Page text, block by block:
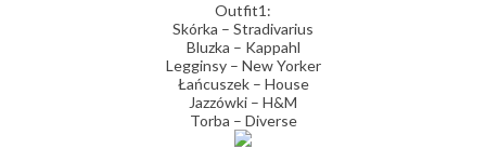
Outfit1:
Skórka – Stradivarius
Bluzka – Kappahl
Legginsy – New Yorker
Łańcuszek – House
Jazzówki – H&M
Torba – Diverse